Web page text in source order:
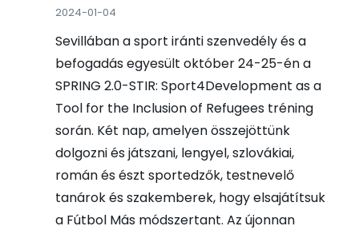
2024-01-04
Sevillában a sport iránti szenvedély és a
befogadás egyesült október 24-25-én a
SPRING 2.0-STIR: Sport4Development as a
Tool for the Inclusion of Refugees tréning
során. Két nap, amelyen összejöttünk
dolgozni és játszani, lengyel, szlovákiai,
román és észt sportedzők, testnevelő
tanárok és szakemberek, hogy elsajátítsuk
a Fútbol Más módszertant. Az újonnan